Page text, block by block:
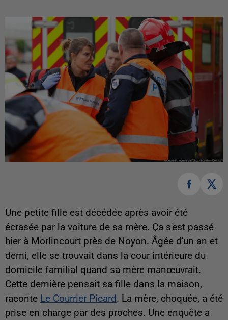
Une petite fille est décédée après avoir été
écrasée par la voiture de sa mère. Ça s'est passé
hier à Morlincourt près de Noyon. Âgée d'un an et
demi, elle se trouvait dans la cour intérieure du
domicile familial quand sa mère manœuvrait.
Cette dernière pensait sa fille dans la maison,
raconte Le Courrier Picard. La mère, choquée, a été
prise en charge par des proches. Une enquête a